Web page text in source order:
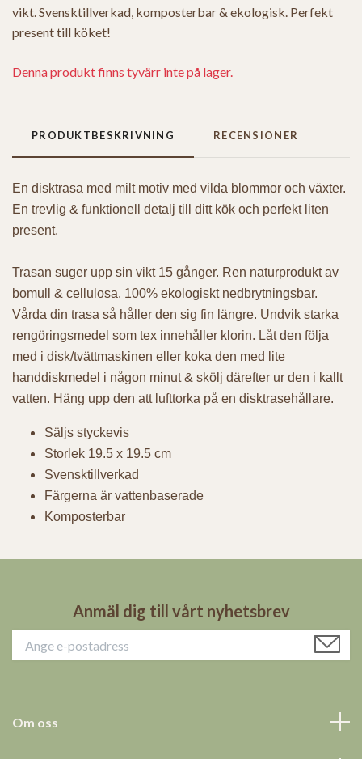
vikt. Svensktillverkad, komposterbar & ekologisk. Perfekt
present till köket!
Denna produkt finns tyvärr inte på lager.
PRODUKTBESKRIVNING RECENSIONER
En disktrasa med milt motiv med vilda blommor och växter.
En trevlig & funktionell detalj till ditt kök och perfekt liten
present.
Trasan suger upp sin vikt 15 gånger. Ren naturprodukt av
bomull & cellulosa. 100% ekologiskt nedbrytningsbar.
Vårda din trasa så håller den sig fin längre. Undvik starka
rengöringsmedel som tex innehåller klorin. Låt den följa
med i disk/tvättmaskinen eller koka den med lite
handdiskmedel i någon minut & skölj därefter ur den i kallt
vatten. Häng upp den att lufttorka på en disktrasehållare.
Säljs styckevis
Storlek 19.5 x 19.5 cm
Svensktillverkad
Färgerna är vattenbaserade
Komposterbar
Anmäl dig till vårt nyhetsbrev
Om oss